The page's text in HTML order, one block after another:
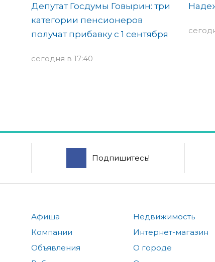
Депутат Госдумы Говырин: три
категории пенсионеров
получат прибавку с 1 сентября
сегодня в 17:40
Подпишитесь!
Афиша
Компании
Объявления
Недвижимость
Интернет-магазин
О городе